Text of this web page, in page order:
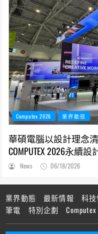
Computex 2026 業界動態
華碩電腦以設計理念
COMPUTEX 2026永續
News 06/18/2026
業界動態 最新情報 科
筆電
特別企劃